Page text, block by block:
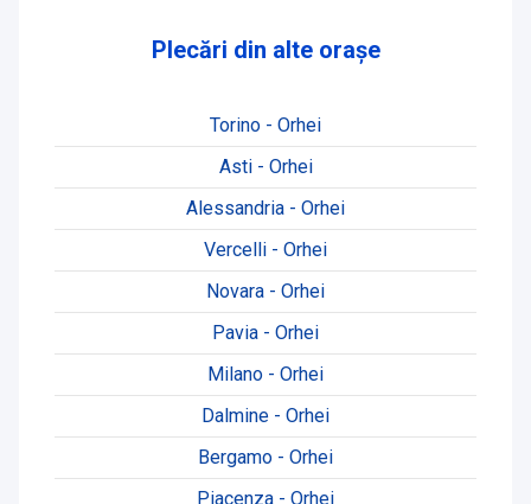
Plecări din alte orașe
Torino - Orhei
Asti - Orhei
Alessandria - Orhei
Vercelli - Orhei
Novara - Orhei
Pavia - Orhei
Milano - Orhei
Dalmine - Orhei
Bergamo - Orhei
Piacenza - Orhei